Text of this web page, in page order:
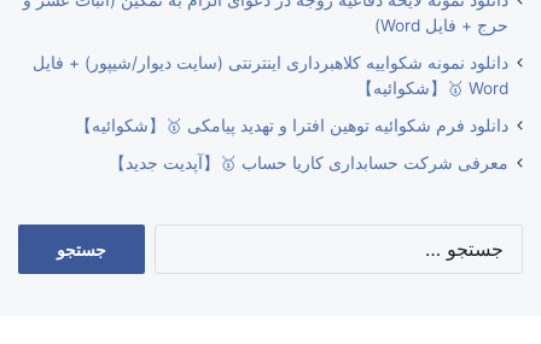
حرج + فایل Word)
دانلود نمونه شکواییه کلاهبرداری اینترنتی (سایت دیوار/شیپور) + فایل
Word 🥇【شکوائیه】
دانلود فرم شکوائیه توهین افترا و تهدید پیامکی 🥇【شکوائیه】
معرفی شرکت حسابداری کاریا حساب 🥇【آپدیت جدید】